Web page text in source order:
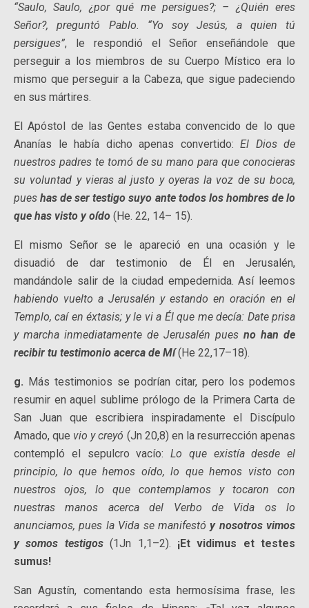
“Saulo, Saulo, ¿por qué me persigues?; – ¿Quién eres
Señor?, preguntó Pablo. “Yo soy Jesús, a quien tú
persigues”, le respondió el Señor enseñándole que
perseguir a los miembros de su Cuerpo Místico era lo
mismo que perseguir a la Cabeza, que sigue padeciendo
en sus mártires.
El Apóstol de las Gentes estaba convencido de lo que
Ananías le había dicho apenas convertido: El Dios de
nuestros padres te tomó de su mano para que conocieras
su voluntad y vieras al justo y oyeras la voz de su boca,
pueshas de ser testigo suyo ante todos los hombres de lo
que has visto y oído (He. 22, 14– 15).
El mismo Señor se le apareció en una ocasión y le
disuadió de dar testimonio de Él en Jerusalén,
mandándole salir de la ciudad empedernida. Así leemos
habiendo vuelto a Jerusalén y estando en oración en el
Templo, caí en éxtasis; y le vi a Él que me decía: Date prisa
y marcha inmediatamente de Jerusalén pues no han de
recibir tu testimonio acerca de Mí(He 22,17–18).
g. Más testimonios se podrían citar, pero los podemos
resumir en aquel sublime prólogo de la Primera Carta de
San Juan que escribiera inspiradamente el Discípulo
Amado, que vio y creyó (Jn 20,8) en la resurrección apenas
contempló el sepulcro vacío: Lo que existía desde el
principio, lo que hemos oído, lo que hemos visto con
nuestros ojos, lo que contemplamos y tocaron con
nuestras manos acerca del Verbo de Vida os lo
anunciamos, pues la Vida se manifestóy nosotros vimos
y somos testigos(1Jn 1,1–2). ¡Et vidimus et testes
sumus!
San Agustín, comentando esta hermosísima frase, les